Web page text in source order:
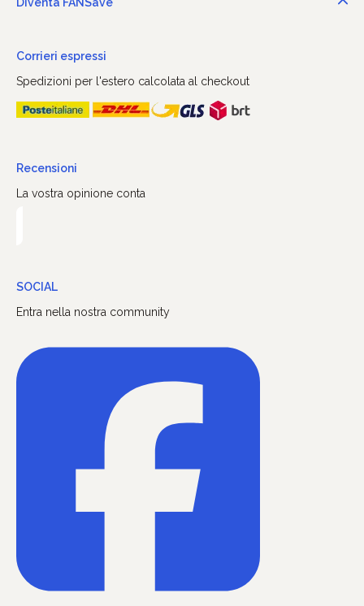
Corrieri espressi
Spedizioni per l'estero calcolata al checkout
Recensioni
La vostra opinione conta
SOCIAL
Entra nella nostra community